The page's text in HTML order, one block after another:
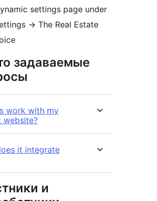
settings page under
→ The Real Estate
задаваемые
work with my
website?
it integrate
и